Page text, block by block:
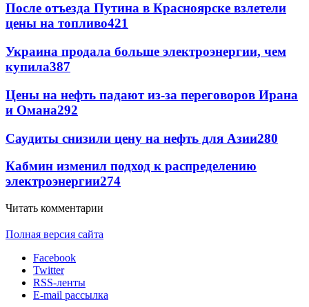
После отъезда Путина в Красноярске взлетели
цены на топливо421
Украина продала больше электроэнергии, чем
купила387
Цены на нефть падают из-за переговоров Ирана
и Омана292
Саудиты снизили цену на нефть для Азии280
Кабмин изменил подход к распределению
электроэнергии274
Читать комментарии
Полная версия сайта
Facebook
Twitter
RSS-ленты
E-mail рассылка